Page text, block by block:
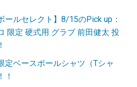
ールセレクト】8/15のPick up：
限定 硬式用 グラブ 前田健太 投
定ベースボールシャツ（Tシャ
！